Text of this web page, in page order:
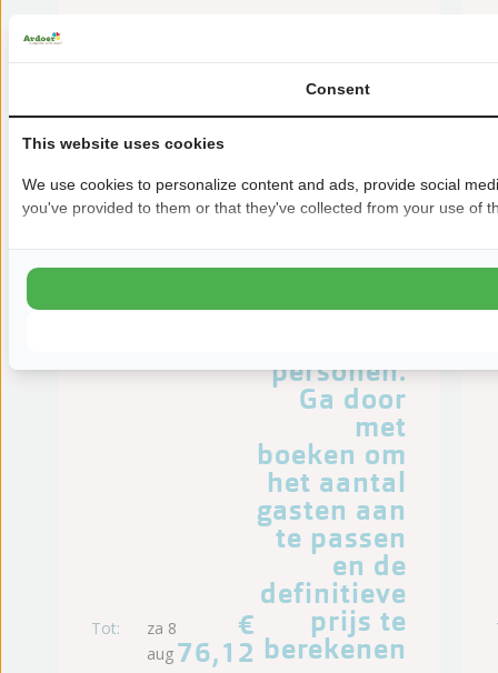
Tot:
za 8
aug
€
76,12
De
prijzen
basis van
personen.
Ga door
met
boeken om
het aantal
gasten aan
te passen
en de
definitieve
prijs te
berekenen
Consent
This website uses cookies
We use cookies to personalize content and ads, provide social
you've provided to them or that they've collected from your use of